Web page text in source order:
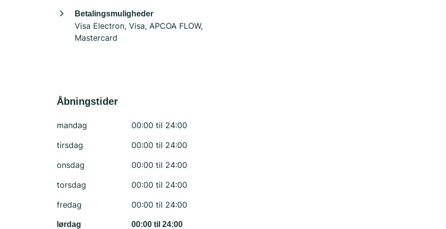
Betalingsmuligheder
Visa Electron, Visa, APCOA FLOW,
Mastercard
Åbningstider
mandag
00:00 til 24:00
tirsdag
00:00 til 24:00
onsdag
00:00 til 24:00
torsdag
00:00 til 24:00
fredag
00:00 til 24:00
lørdag 00:00 til 24:00